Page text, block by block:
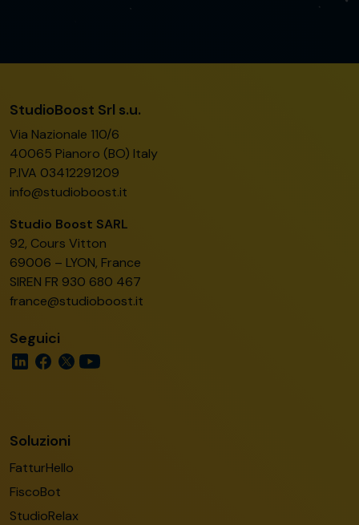
StudioBoost Srl s.u.
Via Nazionale 110/6
40065 Pianoro (BO) Italy
P.IVA 03412291209
info@studioboost.it
Studio Boost SARL
92, Cours Vitton
69006 – LYON, France
SIREN FR 930 680 467
france@studioboost.it
Seguici
Soluzioni
FatturHello
FiscoBot
StudioRelax